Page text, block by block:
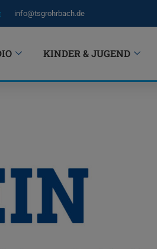
info@tsgrohrbach.de
KINDER & JUGEND